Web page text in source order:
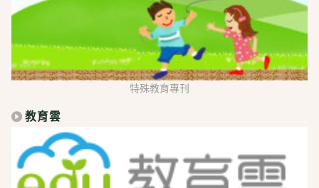
特殊教育專刊
教育雲